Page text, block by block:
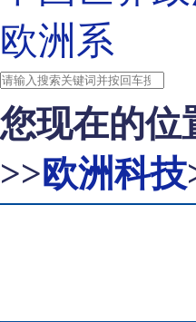
欧洲系
您现在的位
>>欧洲科技